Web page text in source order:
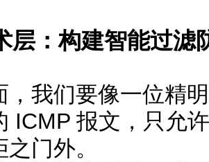
层：构建智能过滤
，我们要像一位精
ICMP 报文，只允
门外。